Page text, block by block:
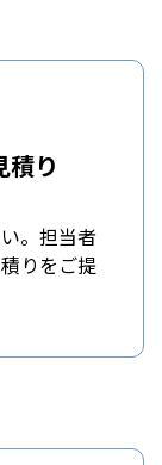
積り
。担当者
りをご提